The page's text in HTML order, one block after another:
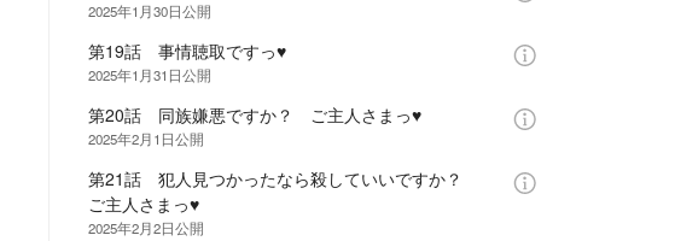
2025年1月30日公開
第19話 事情聴取ですっ♥
2025年1月31日公開
第20話 同族嫌悪ですか？ ご主人さまっ♥
2025年2月1日公開
第21話 犯人見つかったなら殺していいですか？
ご主人さまっ♥
2025年2月2日公開